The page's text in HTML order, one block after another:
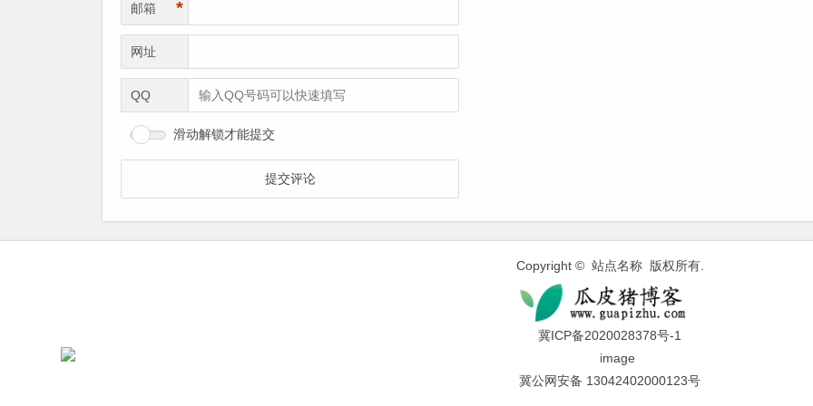
邮箱 *
网址
QQ
滑动解锁才能提交
Copyright © 站点名称 版权所有.
冀ICP备2020028378号-1
冀公网安备 13042402000123号